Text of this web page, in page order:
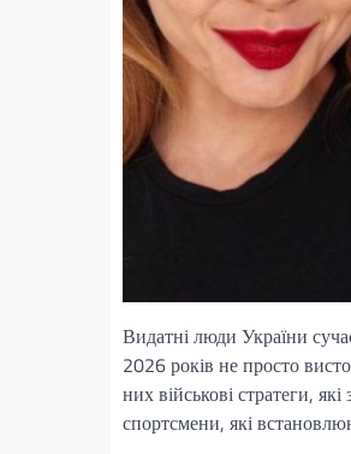
Видатні люди України
2026 років не просто
них військові стратеги,
спортсмени, які